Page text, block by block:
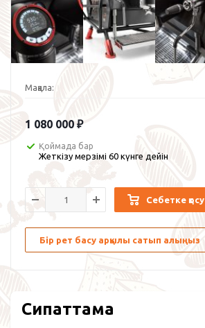
Мақала:
1 080 000 ₽
Қоймада бар
Жеткізу мерзімі 60 күнге дейін
Себетке қосу
Бір рет басу арқылы сатып алыңыз
Сипаттама